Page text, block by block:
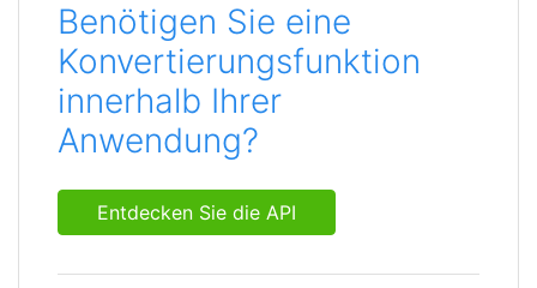
Benötigen Sie eine
Konvertierungsfunktion
innerhalb Ihrer
Anwendung?
Entdecken Sie die API